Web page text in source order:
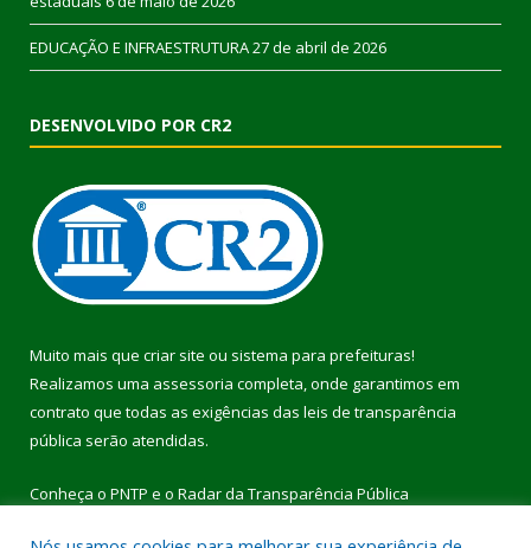
EDUCAÇÃO E INFRAESTRUTURA27 de abril de 2026
DESENVOLVIDO POR CR2
Muito mais que criar site ou sistema para prefeituras!
Realizamos uma assessoria completa, onde garantimos em
contrato que todas as exigências das leis de transparência
pública serão atendidas.
Conheça o PNTP e o Radar da Transparência Pública